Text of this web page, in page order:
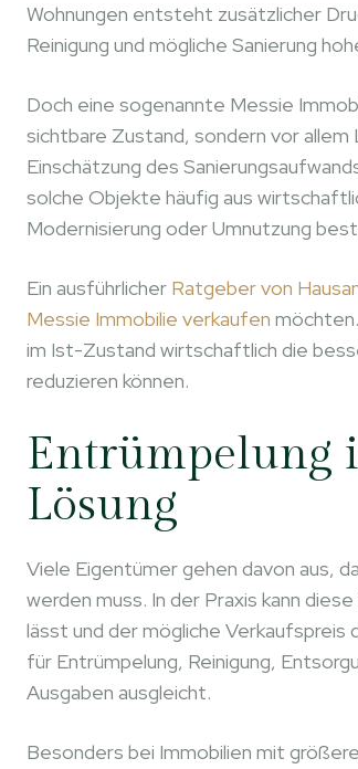
Wohnungen entsteht zusätzlicher
Reinigung und mögliche Sanierung
Doch eine sogenannte Messie
sichtbare Zustand, sondern vor allem
Einschätzung des
solche Objekte häufig aus
Modernisierung oder Umnutzung
Ein ausführlicher Ratgeber von
Messie Immobilie verkaufen
im Ist-Zustand wirtschaftlich die
reduzieren können.
Entrümpelung
Lösung
Viele Eigentümer gehen davon aus,
werden muss. In der Praxis kann
lässt und der mögliche Verkaufspreis
für Entrümpelung, Reinigung,
Ausgaben ausgleicht.
Besonders bei Immobilien mit